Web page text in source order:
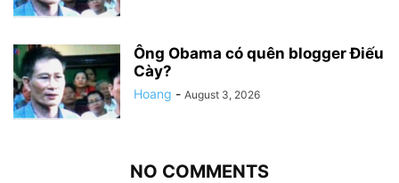
Ông Obama có quên blogger Điếu
Cày?
Hoang - August 3, 2026
NO COMMENTS